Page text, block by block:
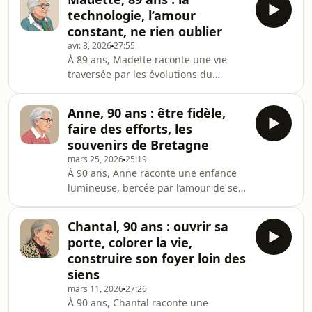
des moments partagés.Habitée par le
goût des autres et du partage, elle
évoque une vie faite de gestes
simples, de présences fidèles et de
souvenirs précieux. Sa passion pour
la randonnée l’a menée loin, pas
seulement en kilomètres, mais
surtout en renc
technologie, l’amour
constant, ne rien oublier
avr. 8, 202627:55
À 89 ans, Madette raconte une vie
traversée par les évolutions du
ancrée dans son époque, elle s’est
approprié la technologie avec une
étonnante facilité. Commandes en
ligne, montre connectée, questions
posées à ChatGPT… on la surnomme
la “mamie geek” ! Au cœur de son
récit, il y a l’amour. Un amour
constant, qui n’enferme p
Anne, 90 ans : être fidèle,
faire des efforts, les
souvenirs de Bretagne
mars 25, 202625:19
À 90 ans, Anne raconte une enfance
lumineuse, bercée par l’amour de ses
quelque part en Bretagne. Des
souvenirs simples, mais fondateurs,
qui ont dessiné très tôt son regard
sur le monde.Guidée par la foi, elle a
construit sa vie autour de l’attention
aux autres, de la discrétion et d’une
Chantal, 90 ans : ouvrir sa
porte, colorer la vie,
construire son foyer loin des
siens
mars 11, 202627:26
À 90 ans, Chantal raconte une